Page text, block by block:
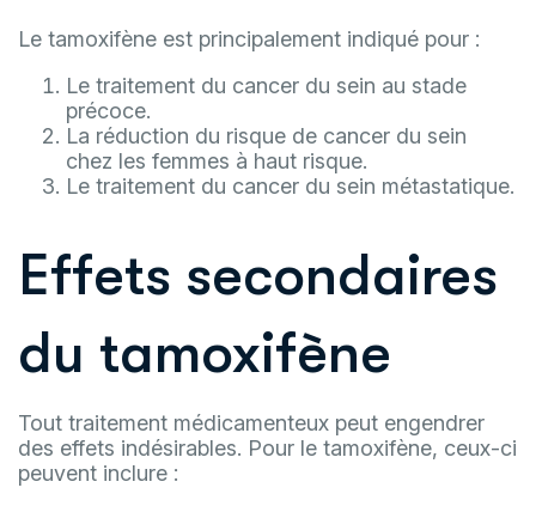
Le tamoxifène est principalement indiqué pour :
Le traitement du cancer du sein au stade
précoce.
La réduction du risque de cancer du sein
chez les femmes à haut risque.
Le traitement du cancer du sein métastatique.
Effets secondaires
du tamoxifène
Tout traitement médicamenteux peut engendrer
des effets indésirables. Pour le tamoxifène, ceux-ci
peuvent inclure :